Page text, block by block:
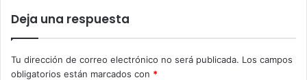
Deja una respuesta
Tu dirección de correo electrónico no será publicada. Los campos
obligatorios están marcados con *